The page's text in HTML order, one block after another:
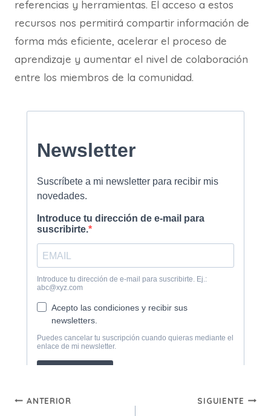
referencias y herramientas. El acceso a estos
recursos nos permitirá compartir información de
forma más eficiente, acelerar el proceso de
aprendizaje y aumentar el nivel de colaboración
entre los miembros de la comunidad.
Navegación
ANTERIOR SIGUIENTE